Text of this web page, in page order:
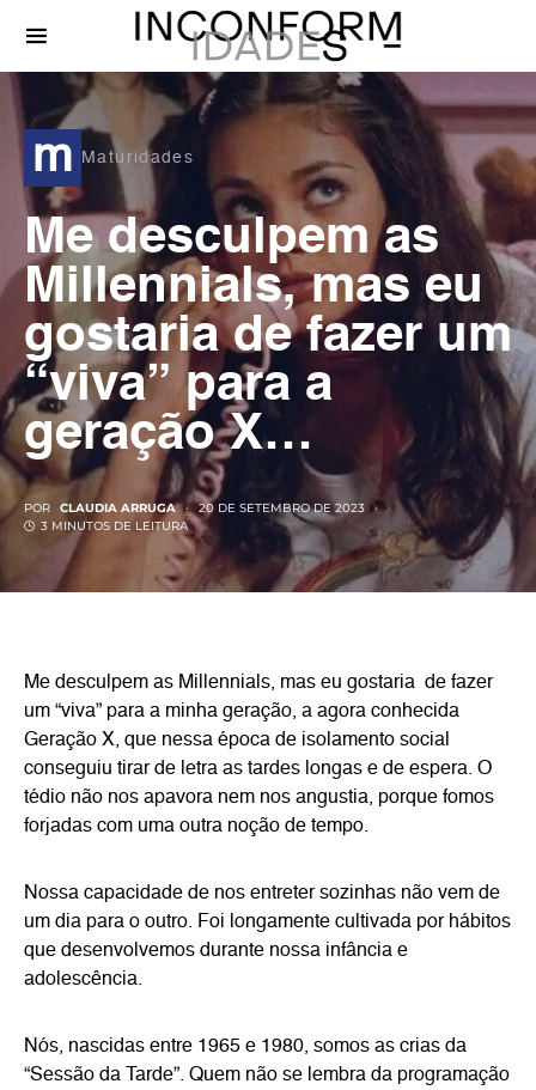
m Maturidades
Me desculpem as
Millennials, mas eu
gostaria de fazer um
“viva” para a
geração X…
POR CLAUDIA ARRUGA
20 DE SETEMBRO DE 2023
3 MINUTOS DE LEITURA
Me desculpem as Millennials, mas eu gostaria de fazer
um “viva” para a minha geração, a agora conhecida
Geração X, que nessa época de isolamento social
conseguiu tirar de letra as tardes longas e de espera. O
tédio não nos apavora nem nos angustia, porque fomos
forjadas com uma outra noção de tempo.
Nossa capacidade de nos entreter sozinhas não vem de
um dia para o outro. Foi longamente cultivada por hábitos
que desenvolvemos durante nossa infância e
adolescência.
Nós, nascidas entre 1965 e 1980, somos as crias da
“Sessão da Tarde”. Quem não se lembra da programação